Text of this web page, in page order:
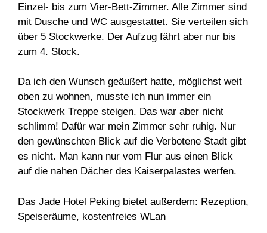
Einzel- bis zum Vier-Bett-Zimmer. Alle Zimmer sind
mit Dusche und WC ausgestattet. Sie verteilen sich
über 5 Stockwerke. Der Aufzug fährt aber nur bis
zum 4. Stock.
Da ich den Wunsch geäußert hatte, möglichst weit
oben zu wohnen, musste ich nun immer ein
Stockwerk Treppe steigen. Das war aber nicht
schlimm! Dafür war mein Zimmer sehr ruhig. Nur
den gewünschten Blick auf die Verbotene Stadt gibt
es nicht. Man kann nur vom Flur aus einen Blick
auf die nahen Dächer des Kaiserpalastes werfen.
Das Jade Hotel Peking bietet außerdem: Rezeption,
Speiseräume, kostenfreies WLan